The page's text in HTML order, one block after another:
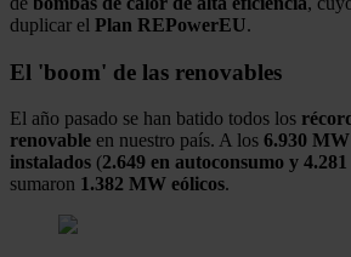
duplicar el Plan REPowerEU.
El 'boom' de las renovables
El año pasado se han batido todos los
renovable en nuestro país. A los 6.930
instalados (2.649 en autoconsumo y
sumaron 1.382 MW eólicos.